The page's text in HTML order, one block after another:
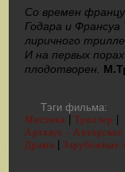
Со времен
Годара и
лиричного
И на первых
плодотворен.
Тэги фильма:
Мистика | Триллер |
Артхаус -
Драма | Зарубежные